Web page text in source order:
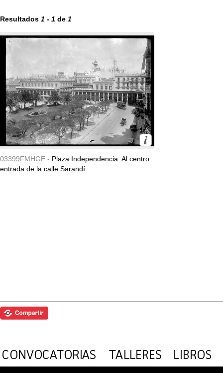
Resultados 1 - 1 de 1
03399FMHGE - Plaza Independencia. Al centro:
entrada de la calle Sarandí.